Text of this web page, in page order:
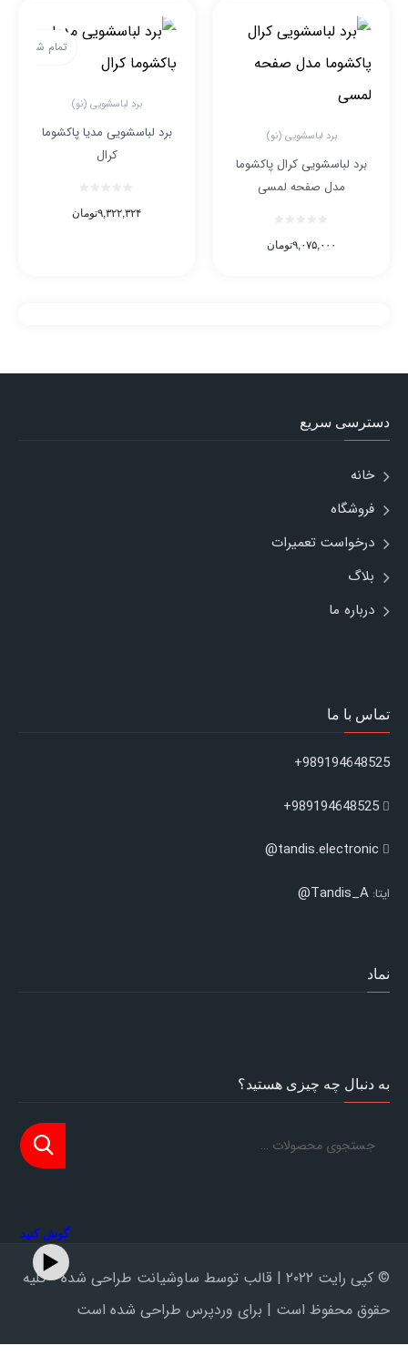
برد لباسشویی (نو)
برد لباسشویی کرال پاکشوما
مدل صفحه لمسی
تومان۹,۰۷۵,۰۰۰
تمام شده
برد لباسشویی (نو)
برد لباسشویی مدیا پاکشوما
کرال
تومان۹,۳۲۲,۳۲۴
دسترسی سریع
خانه
فروشگاه
درخواست تعمیرات
بلاگ
درباره ما
گوش کنید
تماس با ما
989194648525+
989194648525+
tandis.electronic@
ایتا: Tandis_A@
نماد
به دنبال چه چیزی هستید؟
© کپی رایت ۲۰۲۲ | قالب توسط ساوشیانت طراحی شده - کلیه
حقوق محفوظ است | برای وردپرس طراحی شده است